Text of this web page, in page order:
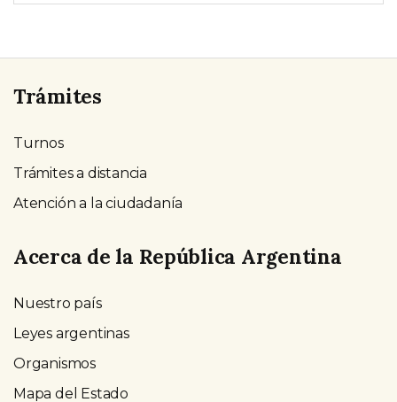
Trámites
Turnos
Trámites a distancia
Atención a la ciudadanía
Acerca de la República Argentina
Nuestro país
Leyes argentinas
Organismos
Mapa del Estado